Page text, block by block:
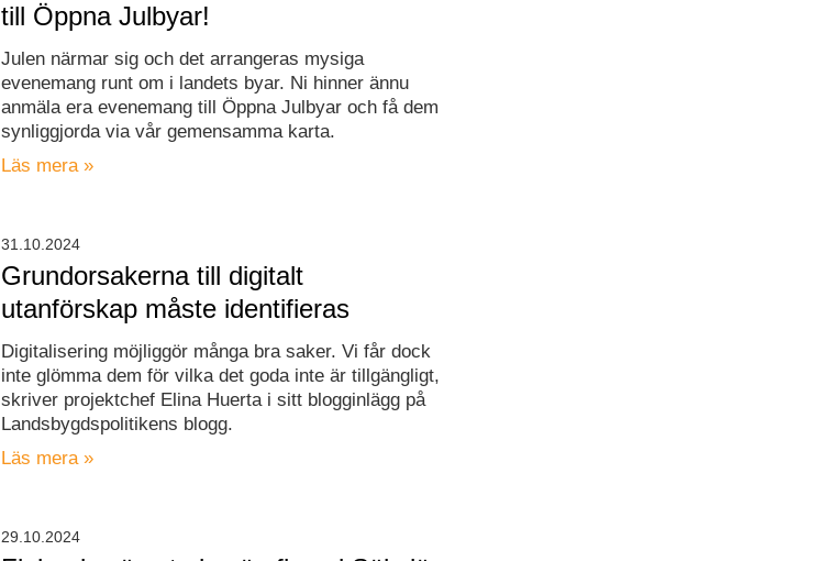
till Öppna Julbyar!
Julen närmar sig och det arrangeras mysiga
evenemang runt om i landets byar. Ni hinner ännu
anmäla era evenemang till Öppna Julbyar och få dem
synliggjorda via vår gemensamma karta.
Läs mera »
Grundorsakerna till digitalt
utanförskap måste identifieras
Digitalisering möjliggör många bra saker. Vi får dock
inte glömma dem för vilka det goda inte är tillgängligt,
skriver projektchef Elina Huerta i sitt blogginlägg på
Landsbygdspolitikens blogg.
Läs mera »
31.10.2024
29.10.2024